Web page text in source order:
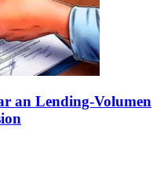
an Lending-Volumen